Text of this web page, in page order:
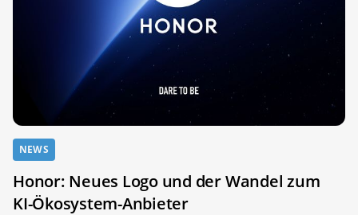
NEWS
Honor: Neues Logo und der Wandel zum
KI-Ökosystem-Anbieter